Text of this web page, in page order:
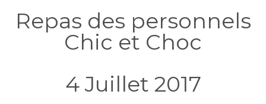
Repas des personnels
Chic et Choc
4 Juillet 2017